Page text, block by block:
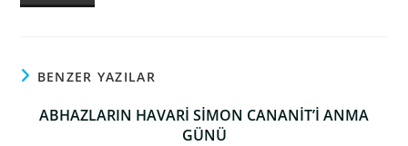
BENZER YAZILAR
ABHAZLARIN HAVARİ SİMON CANANİT’İ ANMA
GÜNÜ